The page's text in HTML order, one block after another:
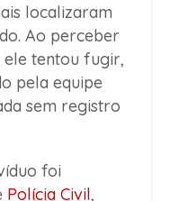
localizaram
Ao perceber
ele tentou fugir,
pela equipe
sem registro
foi
Polícia Civil,